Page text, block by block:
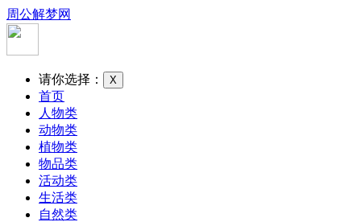
周公解梦网
请你选择： X
首页
人物类
动物类
植物类
物品类
活动类
生活类
自然类